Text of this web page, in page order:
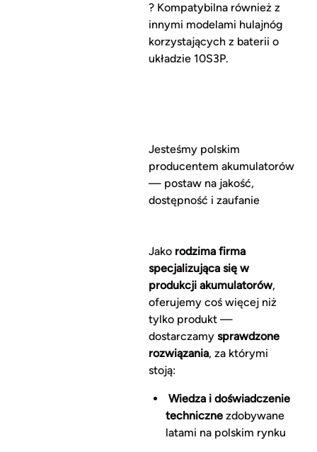
? Kompatybilna również z
innymi modelami hulajnóg
korzystających z baterii o
układzie 10S3P.
Jesteśmy polskim
producentem akumulatorów
— postaw na jakość,
dostępność i zaufanie
Jako rodzima firma
specjalizująca się w
produkcji akumulatorów,
oferujemy coś więcej niż
tylko produkt —
dostarczamy sprawdzone
rozwiązania, za którymi
stoją:
Wiedza i doświadczenie
technicznezdobywane
latami na polskim rynku